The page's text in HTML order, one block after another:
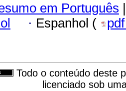
em Português |
· Espanhol (
Todo o conteúdo deste
licenciado sob